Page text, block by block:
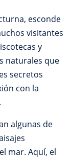
esconde
visitantes
y
naturales que
secretos
con la
algunas de
mar. Aquí, el